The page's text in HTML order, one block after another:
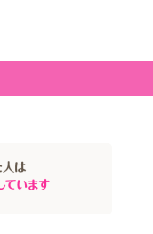
、乳酸、トリデセス-6、EDTA-
Na、イランイラン花油、メマツ
セラミドAP、PG、ビサボロー
ェロール、セラミドEOP、安息